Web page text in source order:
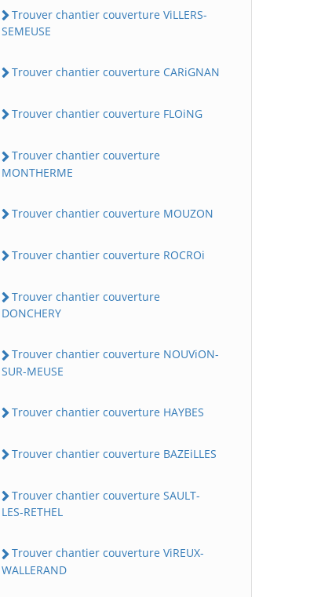
Trouver chantier couverture ViLLERS-
SEMEUSE
Trouver chantier couverture CARiGNAN
Trouver chantier couverture FLOiNG
Trouver chantier couverture
MONTHERME
Trouver chantier couverture MOUZON
Trouver chantier couverture ROCROi
Trouver chantier couverture
DONCHERY
Trouver chantier couverture NOUViON-
SUR-MEUSE
Trouver chantier couverture HAYBES
Trouver chantier couverture BAZEiLLES
Trouver chantier couverture SAULT-
LES-RETHEL
Trouver chantier couverture ViREUX-
WALLERAND